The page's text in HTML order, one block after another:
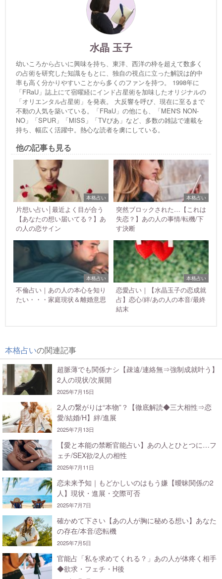
水晶 玉子
幼いころから占いに興味を持ち、東洋、西洋の枠を超えて数多く
の占術を研究した知識をもとに、独自の視点に立った解説は的中
率も高く分かりやすいことから多くのファンを持つ。 1998年に
「FRaU」誌上にて宿曜経にインド占星術を加味したオリジナルの
「オリエンタル占星術」を発表。 大反響を呼び、現在に至るまで
不動の人気を築いている。「FRaU」の他にも、「MEN'S NON-
NO」「SPUR」「MISS」「TVぴあ」など、多数の雑誌で連載を
持ち、幅広く活躍中。熱心な読者を虜にしている。
他の記事も見る
本格占い
片想い占い│最近よく目が合う
【あなたの想い届いてる？】あ
の人の恋サイン
本格占い
突然ブロックされた…【これは
失恋？】あの人の事情/転機/下
す決断
本格占い
不倫占い｜あの人の本心を知り
たい・・・家庭現状＆離婚意思
本格占い
恋愛占い｜【水晶玉子の恋成就
占】恋心/絆/あの人の本音/最終
結末
本格占いの関連記事
超脈薄でも関係ナシ【疎遠/連絡無⇒強制成就叶う】
2人の現状/次展開
2025年7月15日
2人の繋がりは“本物”？【徹底解読◆三大相性⇒恋
愛/結婚/H】絆/進展
2025年7月13日
【愛と本能の禁断官能占い】あの人とひとつに…フ
ェチ/SEX欲/2人の相性
2025年7月11日
恋未来予知｜もどかしいのはもう嫌【曖昧関係の2
人】現状・進展・交際可否
2025年7月7日
確かめて下さい【あの人が胸に秘める想い】あなた
の存在/本音/恋転機
2025年7月5日
官能占「私を求めてくれる？」あの人が体疼く相手
◆欲求・フェチ・H後